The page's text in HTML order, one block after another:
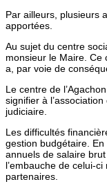
Par ailleurs, plusieurs
apportées.
Au sujet du centre
monsieur le Maire. Ce
a, par voie de
Le centre de
signifier à
judiciaire.
Les difficultés
gestion budgétaire.
annuels de salaire
l’embauche de celui-
partenaires.